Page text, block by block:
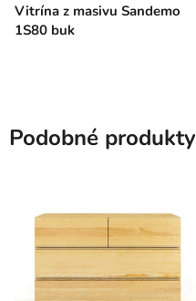
Vitrína z masivu Sandemo
1S80 buk
Podobné produkty